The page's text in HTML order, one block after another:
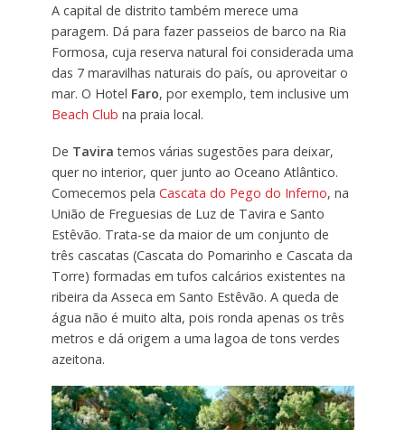
A capital de distrito também merece uma
paragem. Dá para fazer passeios de barco na Ria
Formosa, cuja reserva natural foi considerada uma
das 7 maravilhas naturais do país, ou aproveitar o
mar. O Hotel Faro, por exemplo, tem inclusive um
Beach Club na praia local.
De Tavira temos várias sugestões para deixar,
quer no interior, quer junto ao Oceano Atlântico.
Comecemos pela Cascata do Pego do Inferno, na
União de Freguesias de Luz de Tavira e Santo
Estêvão. Trata-se da maior de um conjunto de
três cascatas (Cascata do Pomarinho e Cascata da
Torre) formadas em tufos calcários existentes na
ribeira da Asseca em Santo Estêvão. A queda de
água não é muito alta, pois ronda apenas os três
metros e dá origem a uma lagoa de tons verdes
azeitona.